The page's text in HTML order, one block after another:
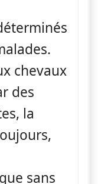
chevaux
des
la
sans